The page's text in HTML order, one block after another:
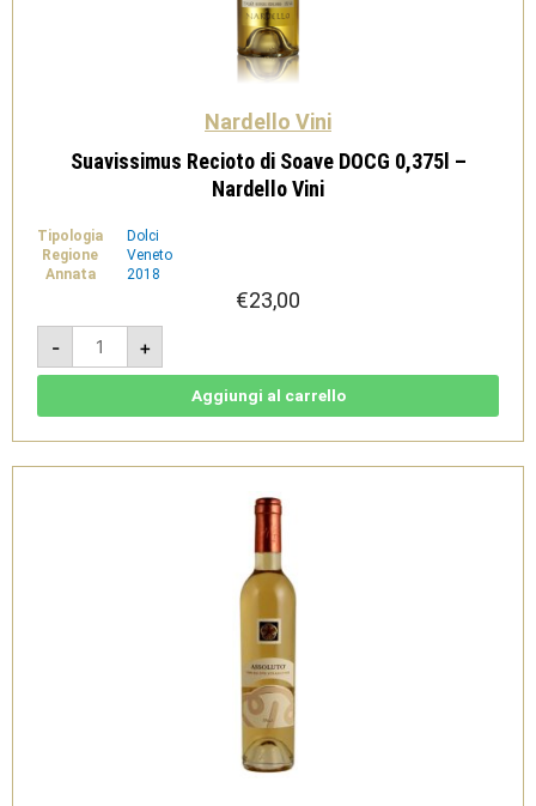
Nardello Vini
Suavissimus Recioto di Soave DOCG 0,375l –
Nardello Vini
Tipologia
Dolci
Regione
Veneto
Annata
2018
€23,00
-
Suavissimus
Recioto
di
Soave
Nardello
quantità
+
Aggiungi al carrello